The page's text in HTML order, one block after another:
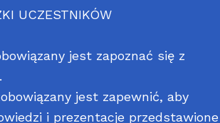
UCZESTNIKÓW
jest zapoznać się z
jest zapewnić, aby
i prezentacje przedstawione